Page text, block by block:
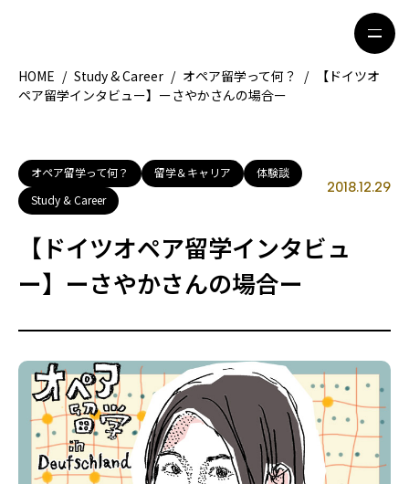
地域別ガイド
グルメ
観光ガイド
ライフスタイル
ライター募集
HOME / Study & Career / オペア留学って何？ /
【ドイツオ
ペア留学インタビュー】ーさやかさんの場合ー
オペア留学って何？ 留学＆キャリア
体験談
Study & Career
2018.12.29
【ドイツオペア留学インタビュ
ー】ーさやかさんの場合ー